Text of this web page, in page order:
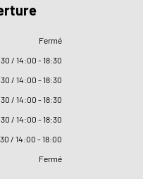
Fermé
30 / 14:00 - 18:30
30 / 14:00 - 18:30
30 / 14:00 - 18:30
30 / 14:00 - 18:30
30 / 14:00 - 18:00
Fermé